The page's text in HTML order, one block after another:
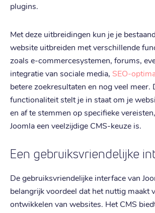
plugins.
Met deze uitbreidingen kun je je
website uitbreiden met verschillende
zoals e-commercesystemen, forums,
integratie van sociale media, SEO-
betere zoekresultaten en nog veel meer.
functionaliteit stelt je in staat om je
en af te stemmen op specifieke
Joomla een veelzijdige CMS-keuze is.
Een gebruiksvriendelijke
De gebruiksvriendelijke interface van
belangrijk voordeel dat het nuttig maakt
ontwikkelen van websites. Het CMS